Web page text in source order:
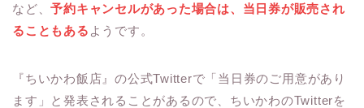
など、予約キャンセルがあった場合は、当日券が販売され
ることもある ようです。
『ちいかわ飯店』の公式Twitterで「当日券のご用意があり
ます」と発表されることがあるので、ちいかわのTwitterを